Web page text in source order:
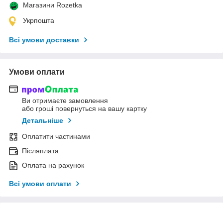
Магазини Rozetka
Укрпошта
Всі умови доставки
Умови оплати
Ви отримаєте замовлення
або гроші повернуться на вашу картку
Детальніше
Оплатити частинами
Післяплата
Оплата на рахунок
Всі умови оплати